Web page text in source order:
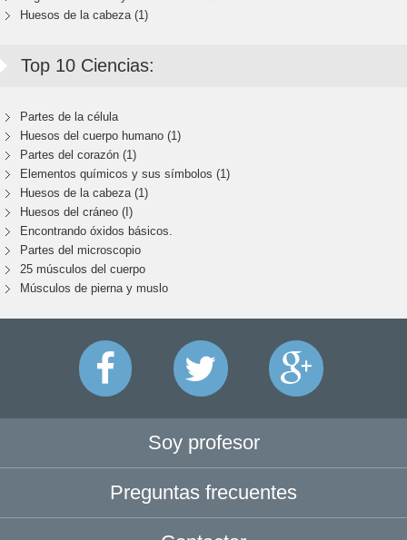
Huesos de la cabeza (1)
Top 10 Ciencias:
Partes de la célula
Huesos del cuerpo humano (1)
Partes del corazón (1)
Elementos químicos y sus símbolos (1)
Huesos de la cabeza (1)
Huesos del cráneo (I)
Encontrando óxidos básicos.
Partes del microscopio
25 músculos del cuerpo
Músculos de pierna y muslo
Soy profesor
Preguntas frecuentes